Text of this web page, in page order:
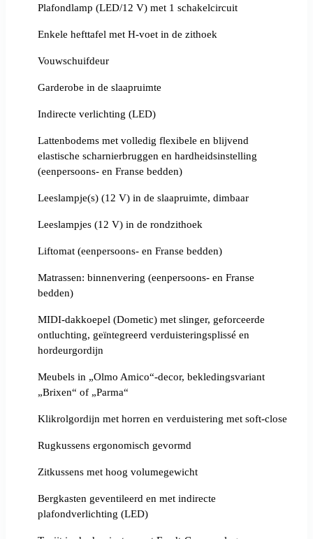
Plafondlamp (LED/12 V) met 1 schakelcircuit
Enkele hefttafel met H-voet in de zithoek
Vouwschuifdeur
Garderobe in de slaapruimte
Indirecte verlichting (LED)
Lattenbodems met volledig flexibele en blijvend
elastische scharnierbruggen en hardheidsinstelling
(eenpersoons- en Franse bedden)
Leeslampje(s) (12 V) in de slaapruimte, dimbaar
Leeslampjes (12 V) in de rondzithoek
Liftomat (eenpersoons- en Franse bedden)
Matrassen: binnenvering (eenpersoons- en Franse
bedden)
MIDI-dakkoepel (Dometic) met slinger, geforceerde
ontluchting, geïntegreerd verduisteringsplissé en
hordeurgordijn
Meubels in „Olmo Amico“-decor, bekledingsvariant
„Brixen“ of „Parma“
Klikrolgordijn met horren en verduistering met soft-close
Rugkussens ergonomisch gevormd
Zitkussens met hoog volumegewicht
Bergkasten geventileerd en met indirecte
plafondverlichting (LED)